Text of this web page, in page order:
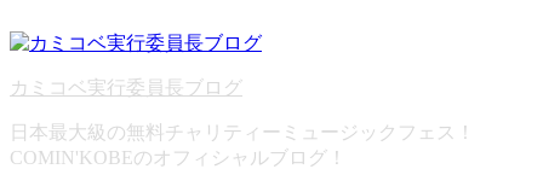
ン
ン
ツ
へ
カミコベ実行委員長ブログ
日本最大級の無料チャリティーミュージックフェス！
COMIN'KOBEのオフィシャルブログ！